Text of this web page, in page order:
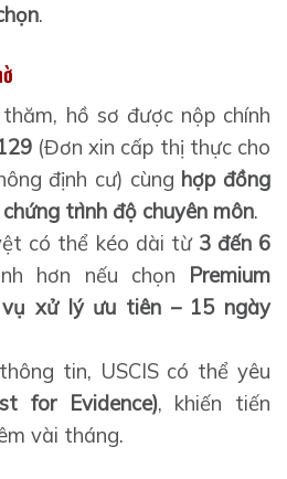
.
hồ sơ được nộp chính
(Đơn xin cấp thị thực cho
định cư) cùng hợp đồng
trình độ chuyên môn.
có thể kéo dài từ 3 đến 6
hơn nếu chọn Premium
vụ xử lý ưu tiên – 15 ngày
tin, USCIS có thể yêu
for Evidence), khiến tiến
vài tháng.